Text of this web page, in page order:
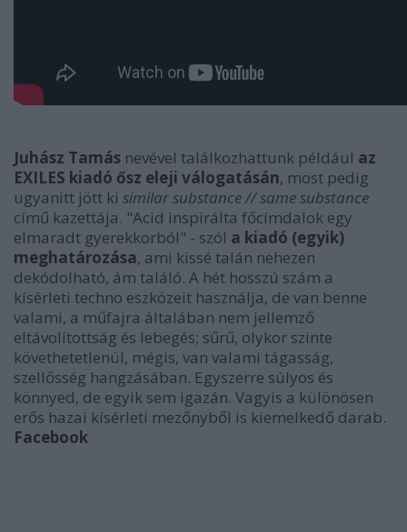
Juhász Tamás nevével találkozhattunk például az
EXILES kiadó ősz eleji válogatásán, most pedig
ugyanitt jött ki similar substance // same substance
című kazettája. "Acid inspirálta főcímdalok egy
elmaradt gyerekkorból" - szól a kiadó (egyik)
meghatározása, ami kissé talán nehezen
dekódolható, ám találó. A hét hosszú szám a
kísérleti techno eszközeit használja, de van benne
valami, a műfajra általában nem jellemző
eltávolítottság és lebegés; sűrű, olykor szinte
követhetetlenül, mégis, van valami tágasság,
szellősség hangzásában. Egyszerre súlyos és
könnyed, de egyik sem igazán. Vagyis a különösen
erős hazai kísérleti mezőnyből is kiemelkedő darab.
Facebook